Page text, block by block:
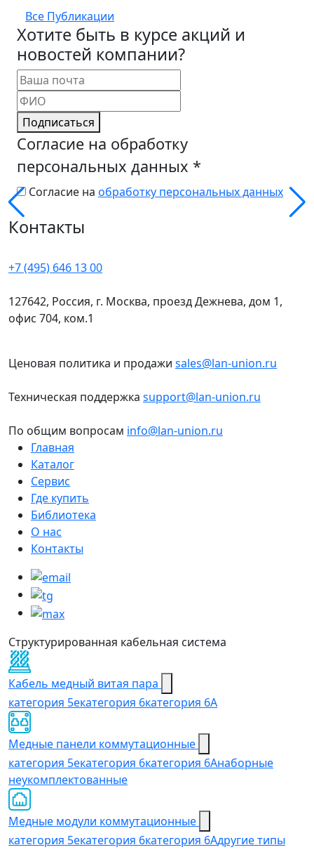
Все Публикации
Хотите быть в курсе акций и
новостей компании?
Подписаться
Согласие на обработку
персональных данных *
Согласие на обработку персональных данных
Контакты
+7 (495) 646 13 00
127642, Россия, г. Москва, проезд Дежнева, дом 1,
офис 704, ком.1
Ценовая политика и продажи sales@lan-union.ru
Техническая поддержка support@lan-union.ru
По общим вопросам info@lan-union.ru
Главная
Каталог
Сервис
Где купить
Библиотека
О нас
Контакты
Структурированная кабельная система
Кабель медный витая пара
категория 5eкатегория 6категория 6А
Медные панели коммутационные
категория 5екатегория 6категория 6Aнаборные
неукомплектованные
Медные модули коммутационные
категория 5екатегория 6категория 6Aдругие типы